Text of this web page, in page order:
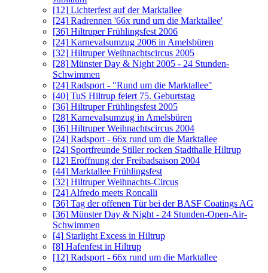
[12] Lichterfest auf der Marktallee
[24] Radrennen '66x rund um die Marktallee'
[36] Hiltruper Frühlingsfest 2006
[24] Karnevalsumzug 2006 in Amelsbüren
[32] Hiltruper Weihnachtscircus 2005
[28] Münster Day & Night 2005 - 24 Stunden-
Schwimmen
[24] Radsport - "Rund um die Marktallee"
[40] TuS Hiltrup feiert 75. Geburtstag
[36] Hiltruper Frühlingsfest 2005
[28] Karnevalsumzug in Amelsbüren
[36] Hiltruper Weihnachtscircus 2004
[24] Radsport - 66x rund um die Marktallee
[24] Sportfreunde Stiller rocken Stadthalle Hiltrup
[12] Eröffnung der Freibadsaison 2004
[44] Marktallee Frühlingsfest
[32] Hiltruper Weihnachts-Circus
[24] Alfredo meets Roncalli
[36] Tag der offenen Tür bei der BASF Coatings AG
[36] Münster Day & Night - 24 Stunden-Open-Air-
Schwimmen
[4] Starlight Excess in Hiltrup
[8] Hafenfest in Hiltrup
[12] Radsport - 66x rund um die Marktallee